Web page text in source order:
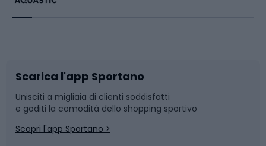
Bushcraft
Corsa
Slitte e slittini
Snowboard
Scarica l'app Sportano
Unisciti a migliaia di clienti soddisfatti
e goditi la comodità dello shopping sportivo
Scopri l'app Sportano >